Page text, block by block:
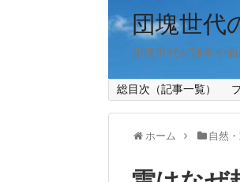
団塊世代
団塊世代が雑学や
総目次（記事一覧）
ホーム 自然